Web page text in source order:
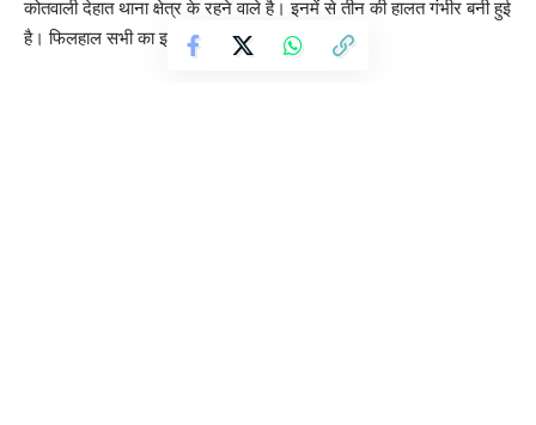
कोतवाली देहात थाना क्षेत्र के रहने वाले है। इनमें से तीन की हालत गंभीर बनी हुई
है। फिलहाल सभी का इलाज चल रहा है।